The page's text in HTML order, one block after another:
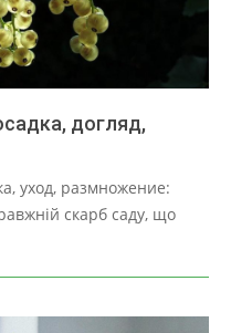
догляд,
уход, размножение:
скарб саду, що